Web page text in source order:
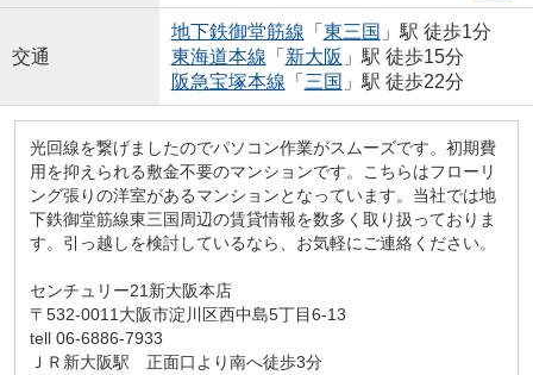
交通
地下鉄御堂筋線 「 東三国 」駅 徒歩1分
東海道本線 「 新大阪 」駅 徒歩15分
阪急宝塚本線 「 三国 」駅 徒歩22分
光回線を繋げましたのでパソコン作業がスムーズです。初期費
用を抑えられる敷金不要のマンションです。こちらはフローリ
ング張りの洋室があるマンションとなっています。当社では地
下鉄御堂筋線東三国周辺の賃貸情報を数多く取り扱っておりま
す。引っ越しを検討しているなら、お気軽にご連絡ください。
センチュリー21新大阪本店
〒532-0011大阪市淀川区西中島5丁目6-13
tell 06-6886-7933
ＪＲ新大阪駅 正面口より南へ徒歩3分